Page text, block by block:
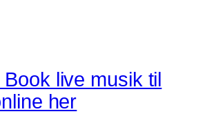
live musik til
her